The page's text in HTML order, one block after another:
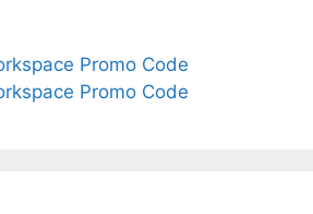
Promo Code
Promo Code